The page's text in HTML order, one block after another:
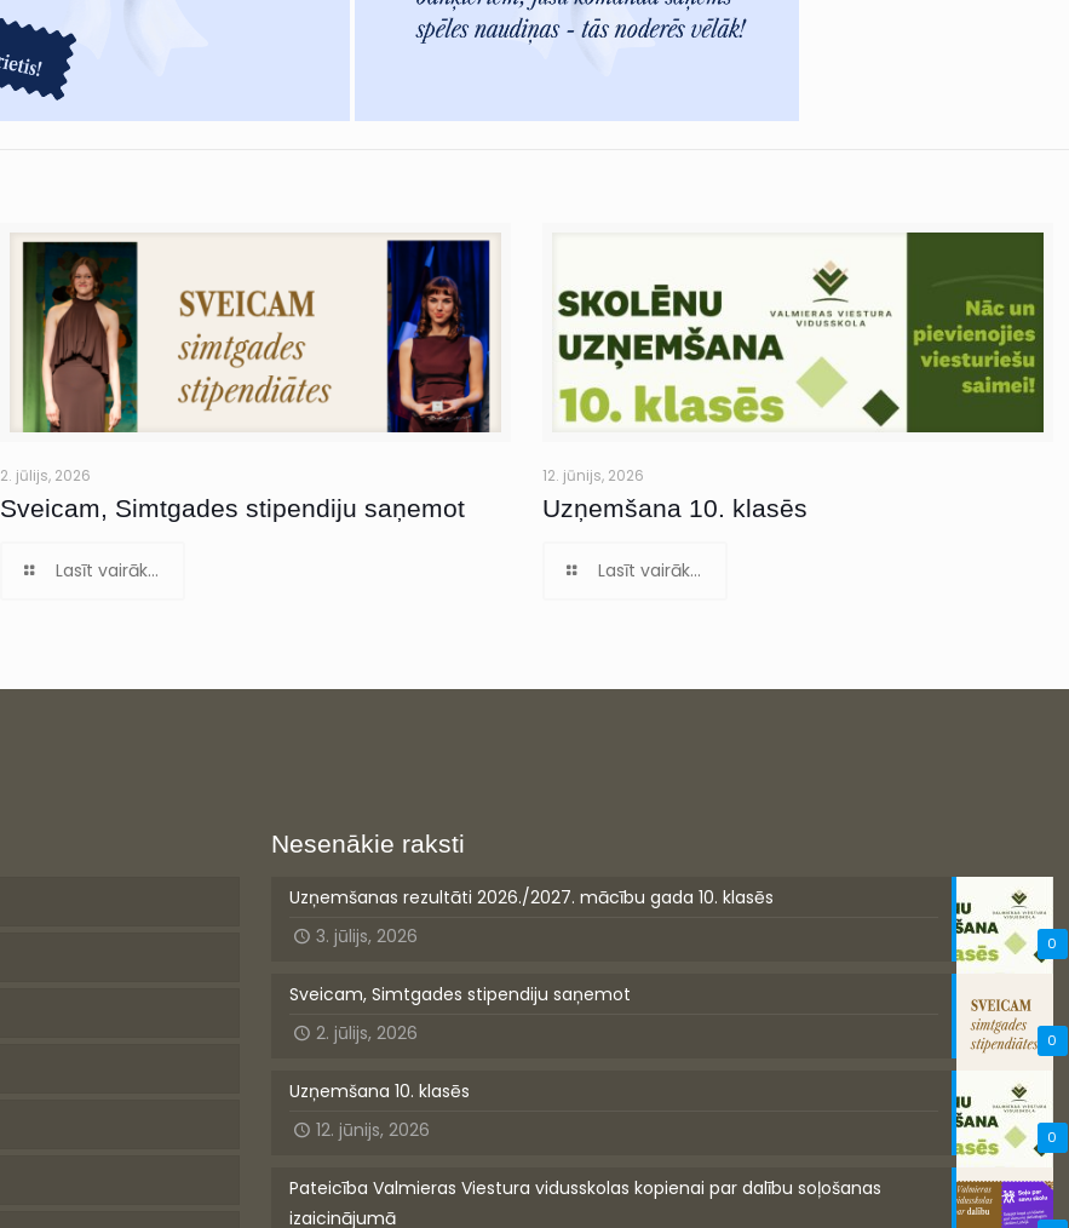
2. jūlijs, 2026
Sveicam, Simtgades stipendiju saņemot
Lasīt vairāk...
12. jūnijs, 2026
Uzņemšana 10. klasēs
Lasīt vairāk...
Nesenākie raksti
0
Uzņemšanas rezultāti 2026./2027. mācību gada 10. klasēs
3. jūlijs, 2026
0
Sveicam, Simtgades stipendiju saņemot
2. jūlijs, 2026
0
Uzņemšana 10. klasēs
12. jūnijs, 2026
Pateicība Valmieras Viestura vidusskolas kopienai par dalību soļošanas
izaicinājumā